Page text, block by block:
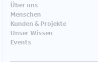
Über uns
Menschen
Kunden & Projekte
Unser Wissen
Events